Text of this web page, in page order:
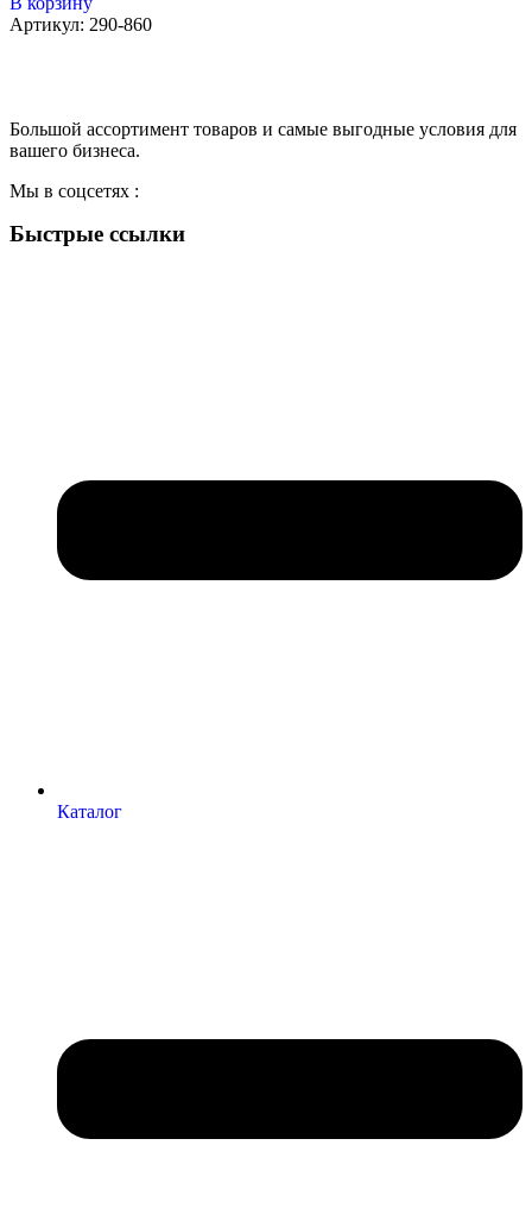
Артикул: 290-860
Большой ассортимент товаров и самые выгодные условия для
вашего бизнеса.
Мы в соцсетях :
Быстрые ссылки
Каталог